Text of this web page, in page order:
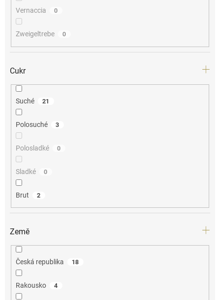
Vernaccia 0
Zweigeltrebe 0
Cukr
Suché 21
Polosuché 3
Polosladké 0
Sladké 0
Brut 2
Země
Česká republika 18
Rakousko 4